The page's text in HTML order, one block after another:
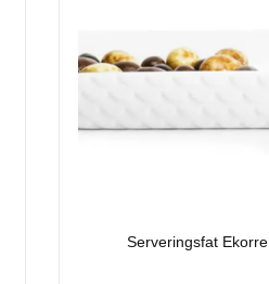
Serveringsfat Ekorre